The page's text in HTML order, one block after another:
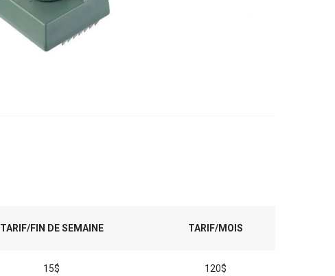
TARIF/FIN DE SEMAINE TARIF/MOIS
15$ 120$